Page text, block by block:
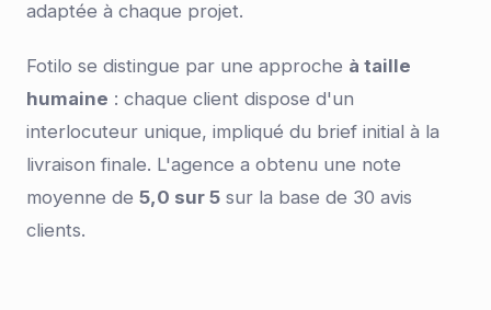
adaptée à chaque projet.
Fotilo se distingue par une approche à taille
humaine : chaque client dispose d'un
interlocuteur unique, impliqué du brief initial à la
livraison finale. L'agence a obtenu une note
moyenne de 5,0 sur 5 sur la base de 30 avis
clients.